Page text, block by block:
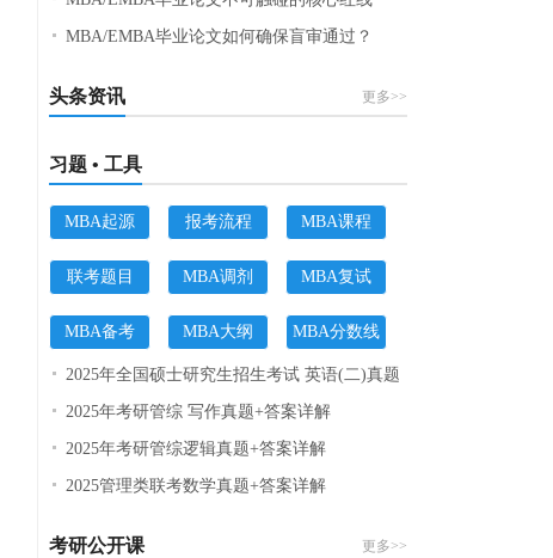
MBA/EMBA毕业论文如何确保盲审通过？
头条资讯 更多>>
习题 • 工具
MBA起源 报考流程 MBA课程
联考题目 MBA调剂 MBA复试
MBA备考 MBA大纲 MBA分数线
2025年全国硕士研究生招生考试 英语(二)真题
2025年考研管综 写作真题+答案详解
2025年考研管综逻辑真题+答案详解
2025管理类联考数学真题+答案详解
考研公开课 更多>>